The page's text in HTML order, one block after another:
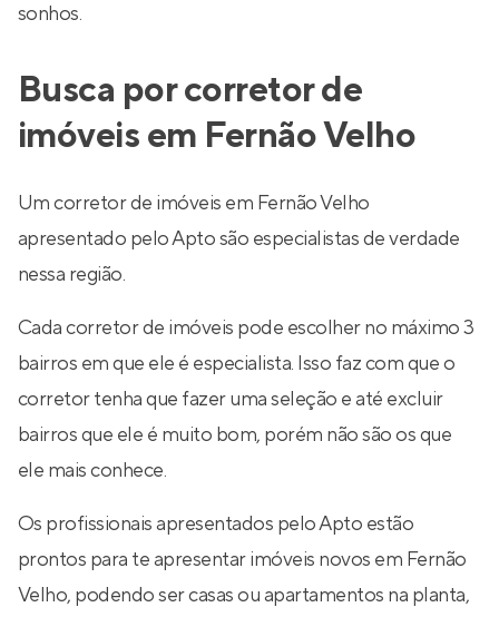
sonhos.
Busca por corretor de
imóveis em Fernão Velho
Um corretor de imóveis em Fernão Velho
apresentado pelo Apto são especialistas de verdade
nessa região.
Cada corretor de imóveis pode escolher no máximo 3
bairros em que ele é especialista. Isso faz com que o
corretor tenha que fazer uma seleção e até excluir
bairros que ele é muito bom, porém não são os que
ele mais conhece.
Os profissionais apresentados pelo Apto estão
prontos para te apresentar imóveis novos em Fernão
Velho, podendo ser casas ou apartamentos na planta,